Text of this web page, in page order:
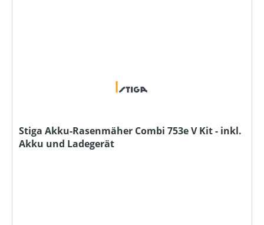
Stiga Akku-Rasenmäher Combi 753e V Kit - inkl.
Akku und Ladegerät